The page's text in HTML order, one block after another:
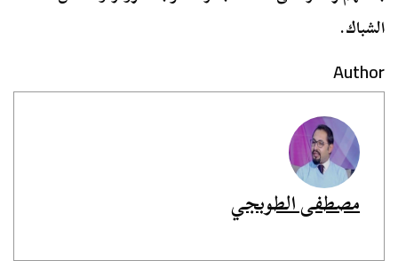
الشباك.
Author
مصطفى الطوبجي